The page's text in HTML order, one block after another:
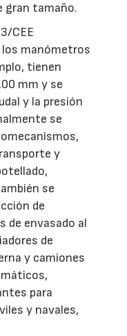
gran tamaño.
CEE
los manómetros
tienen
mm y se
y la presión
se
y
se
de
de envasado al
de
y camiones
para
y navales,